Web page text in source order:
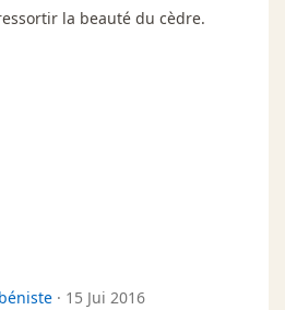
la beauté du cèdre.
· 15 Jui 2016